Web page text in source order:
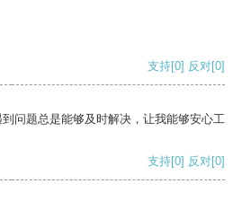
支持[0] 反对[0]
问题总是能够及时解决，让我能够安心工
支持[0] 反对[0]